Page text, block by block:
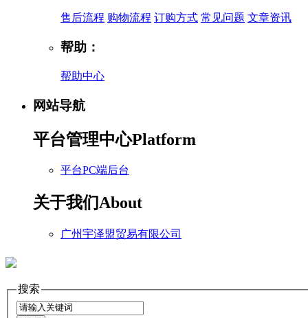
售后流程 购物流程 订购方式 常见问题 文章资讯
帮助：
帮助中心
网站导航
平台管理中心Platform
平台PC端后台
关于我们About
广州宇泽盟贸易有限公司
搜索